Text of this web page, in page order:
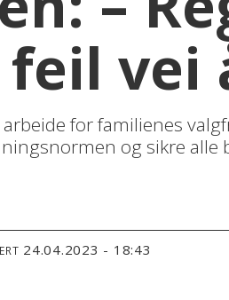
vei
for familienes
og sikre alle
24.04.2023 - 18:43